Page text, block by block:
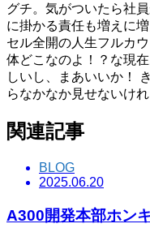
グチ。気がついたら社
に掛かる責任も増えに
セル全開の人生フルカ
体どこなのよ！？な現
しいし、まあいいか！
らなかなか見せないけ
関連記事
BLOG
2025.06.20
A300開発本部ホン